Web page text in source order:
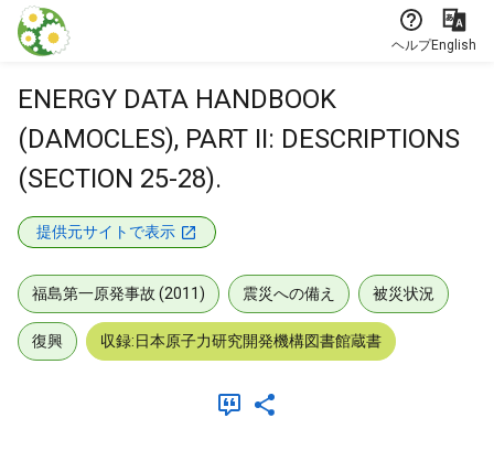
本文に飛ぶ
ヘルプEnglish
ENERGY DATA HANDBOOK
(DAMOCLES), PART II: DESCRIPTIONS
(SECTION 25-28).
提供元サイトで表示
福島第一原発事故 (2011) 震災への備え 被災状況
復興 収録:日本原子力研究開発機構図書館蔵書